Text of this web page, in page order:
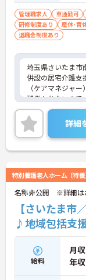
管理職求人 車通勤可
研修制度あり
産休･育
退職金制度あり
埼玉県さいたま市
併設の居宅介護支
（ケアマネジャー
残業も少ないので
た働き方ができま
スタッフの仲も良
です。
ご興味ある方には
お話しいたします
詳細
特別養護老人ホーム（特養
名称非公開 ※詳細は
【さいたま
♪地域包括支
給料
月収
年収